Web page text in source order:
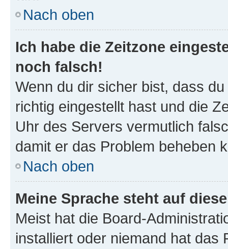
Nach oben
Ich habe die Zeitzone
noch falsch!
Wenn du dir sicher bist, dass
richtig eingestellt hast und die
Uhr des Servers vermutlich
damit er das Problem beheben
Nach oben
Meine Sprache steht auf
Meist hat die Board-
installiert oder niemand hat das